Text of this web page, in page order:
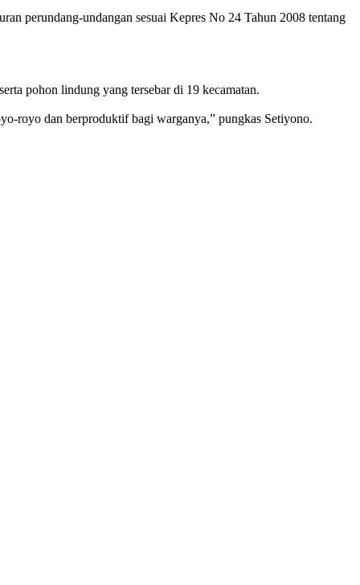
perundang-undangan sesuai Kepres No 24 Tahun 2008 tentang
pohon lindung yang tersebar di 19 kecamatan.
royo dan berproduktif bagi warganya,” pungkas Setiyono.